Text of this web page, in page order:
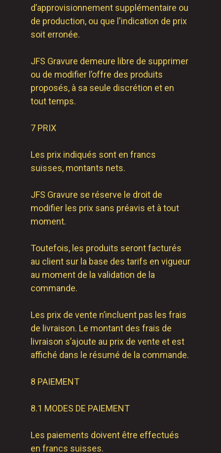
d’approvisionnement supplémentaire ou
de production, ou que l'indication de prix
soit erronée.
JFS Gravure demeure libre de supprimer
ou de modifier l’offre des produits
proposés, à sa seule discrétion et en
tout temps.
7 PRIX
Les prix indiqués sont en francs
suisses, montants nets.
JFS Gravure se réserve le droit de
modifier les prix sans préavis et à tout
moment.
Toutefois, les produits seront facturés
au client sur la base des tarifs en vigueur
au moment de la validation de la
commande.
Les prix de vente n’incluent pas les frais
de livraison. Le montant des frais de
livraison s’ajoute au prix de vente et est
affiché dans le résumé de la commande.
8 PAIEMENT
8.1 MODES DE PAIEMENT
Les paiements doivent être effectués
en francs suisses.